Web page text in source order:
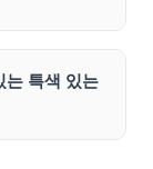
는 특색 있는